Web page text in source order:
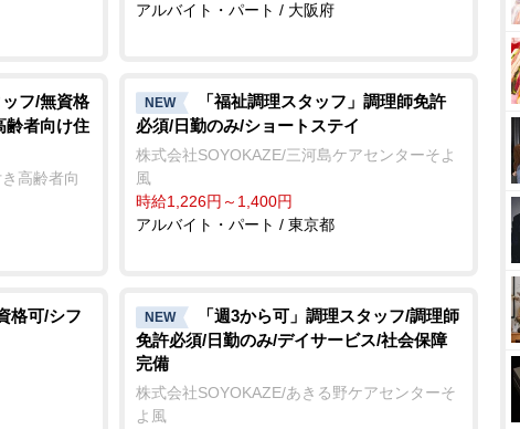
アルバイト・パート / 大阪府
ッフ/無資格
齢者向け住
高齢者向
NEW
「福祉調理スタッフ」調理師免許
必須/日勤のみ/ショートステイ
株式会社SOYOKAZE/三河島ケアセンターそよ
風
時給1,226円～1,400円
アルバイト・パート / 東京都
格可/シフ
NEW
「週3から可」調理スタッフ/調理師
免許必須/日勤のみ/デイサービス/社会保障
完備
株式会社SOYOKAZE/あきる野ケアセンターそ
よ風